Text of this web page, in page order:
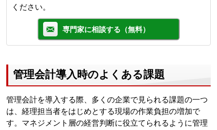
ください。
専門家に相談する（無料）
管理会計導入時のよくある課題
管理会計を導入する際、多くの企業で見られる課題の一つ
は、経理担当者をはじめとする現場の作業負担の増加で
す。マネジメント層の経営判断に役立てられるように管理